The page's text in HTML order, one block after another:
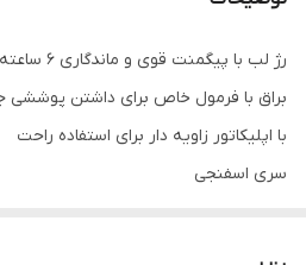
رژ لب با پیگمنت قوی و ماندگاری 6 ساعته
براق با فرمول خاص برای داشتن پوششی
با اپلیکاتور زاویه دار برای استفاده راحت
سری اسفنجی